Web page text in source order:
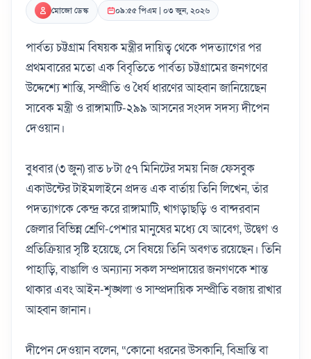
মোজো ডেস্ক ০৯:৫৫ পিএম | ০৩ জুন, ২০২৬
পার্বত্য চট্টগ্রাম বিষয়ক মন্ত্রীর দায়িত্ব থেকে পদত্যাগের পর
প্রথমবারের মতো এক বিবৃতিতে পার্বত্য চট্টগ্রামের জনগণের
উদ্দেশ্যে শান্তি, সম্প্রীতি ও ধৈর্য ধারণের আহ্বান জানিয়েছেন
সাবেক মন্ত্রী ও রাঙ্গামাটি-২৯৯ আসনের সংসদ সদস্য দীপেন
দেওয়ান।
বুধবার (৩ জুন) রাত ৮টা ৫৭ মিনিটের সময় নিজ ফেসবুক
একাউন্টের টাইমলাইনে প্রদত্ত এক বার্তায় তিনি লিখেন, তাঁর
পদত্যাগকে কেন্দ্র করে রাঙ্গামাটি, খাগড়াছড়ি ও বান্দরবান
জেলার বিভিন্ন শ্রেণি-পেশার মানুষের মধ্যে যে আবেগ, উদ্বেগ ও
প্রতিক্রিয়ার সৃষ্টি হয়েছে, সে বিষয়ে তিনি অবগত রয়েছেন। তিনি
পাহাড়ি, বাঙালি ও অন্যান্য সকল সম্প্রদায়ের জনগণকে শান্ত
থাকার এবং আইন-শৃঙ্খলা ও সাম্প্রদায়িক সম্প্রীতি বজায় রাখার
আহ্বান জানান।
দীপেন দেওয়ান বলেন, “কোনো ধরনের উসকানি, বিভ্রান্তি বা